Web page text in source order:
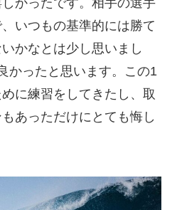
かったです。相手の選手
いつもの基準的には勝て
かなとは少し思いまし
かったと思います。この1
に練習をしてきたし、取
あっただけにとても悔し